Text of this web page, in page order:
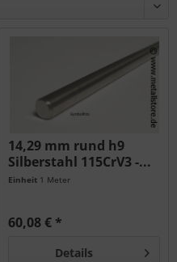
14,29 mm rund h9
Silberstahl 115CrV3 -...
Einheit 1 Meter
60,08 € *
Details